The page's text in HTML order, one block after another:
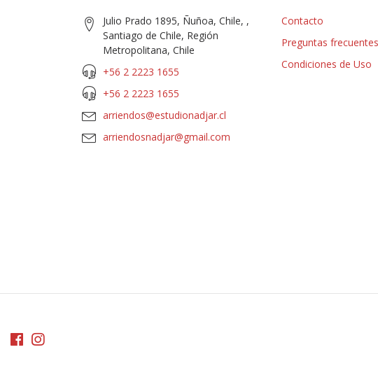
Julio Prado 1895, Ñuñoa, Chile, ,
Santiago de Chile, Región
Metropolitana, Chile
+56 2 2223 1655
+56 2 2223 1655
arriendos@estudionadjar.cl
arriendosnadjar@gmail.com
Contacto
Preguntas frecuentes
Condiciones de Uso